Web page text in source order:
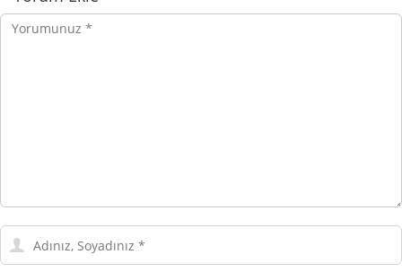
Yorumunuz
Adınız,
Soyadınız